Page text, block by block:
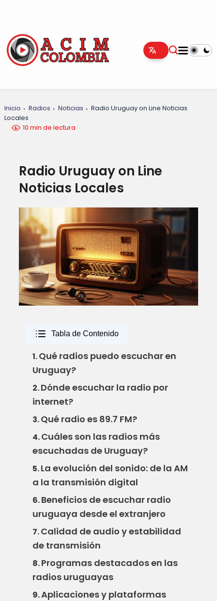
Inicio Radios Noticias
Radio Uruguay on Line Noticias
Locales
10 min de lectura
Radio Uruguay on Line
Noticias Locales
Tabla de Contenido
1.Qué radios puedo escuchar en
Uruguay?
2.Dónde escuchar la radio por
internet?
3.Qué radio es 89.7 FM?
4.Cuáles son las radios más
escuchadas de Uruguay?
5.La evolución del sonido: de la AM
a la transmisión digital
6.Beneficios de escuchar radio
uruguaya desde el extranjero
7.Calidad de audio y estabilidad
de transmisión
8.Programas destacados en las
radios uruguayas
9.Aplicaciones y plataformas